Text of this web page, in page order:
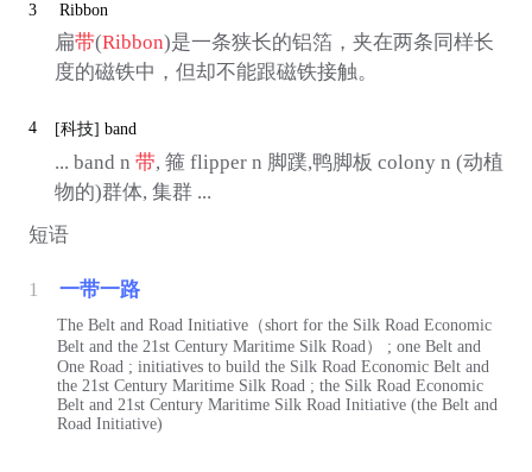
3 Ribbon
扁带(Ribbon)是一条狭长的铝箔，夹在两条同样长
度的磁铁中，但却不能跟磁铁接触。
4 [科技] band
... band n 带, 箍 flipper n 脚蹼,鸭脚板 colony n (动植
物的)群体, 集群 ...
短语
1 一带一路
The Belt and Road Initiative（short for the Silk Road Economic
Belt and the 21st Century Maritime Silk Road） ; one Belt and
One Road ; initiatives to build the Silk Road Economic Belt and
the 21st Century Maritime Silk Road ; the Silk Road Economic
Belt and 21st Century Maritime Silk Road Initiative (the Belt and
Road Initiative)